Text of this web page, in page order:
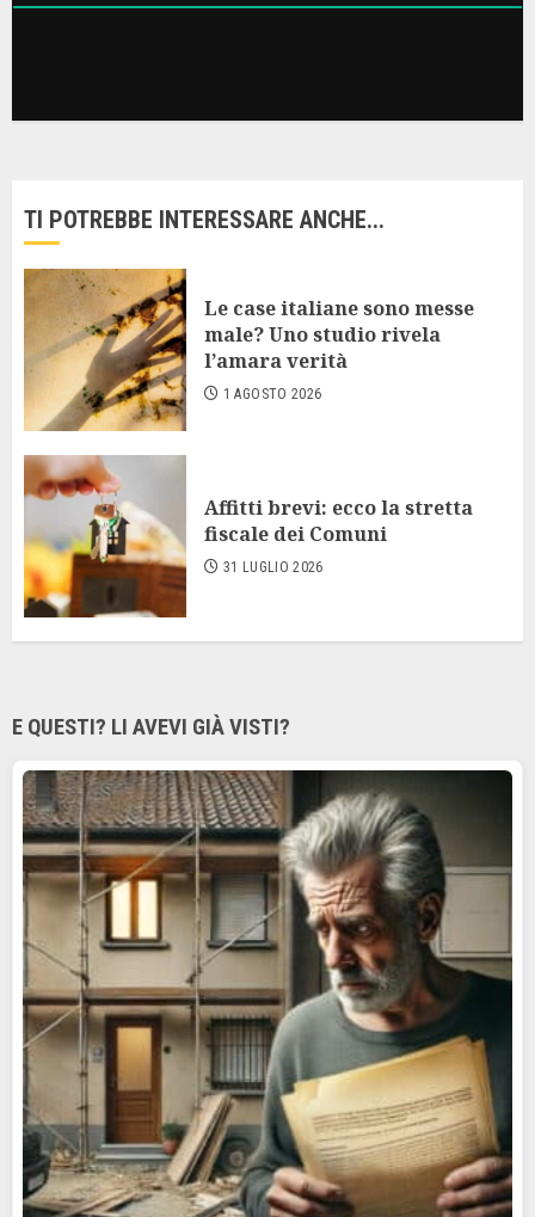
TI POTREBBE INTERESSARE ANCHE...
Le case italiane sono messe
male? Uno studio rivela
l’amara verità
1 AGOSTO 2026
Affitti brevi: ecco la stretta
fiscale dei Comuni
31 LUGLIO 2026
E QUESTI? LI AVEVI GIÀ VISTI?